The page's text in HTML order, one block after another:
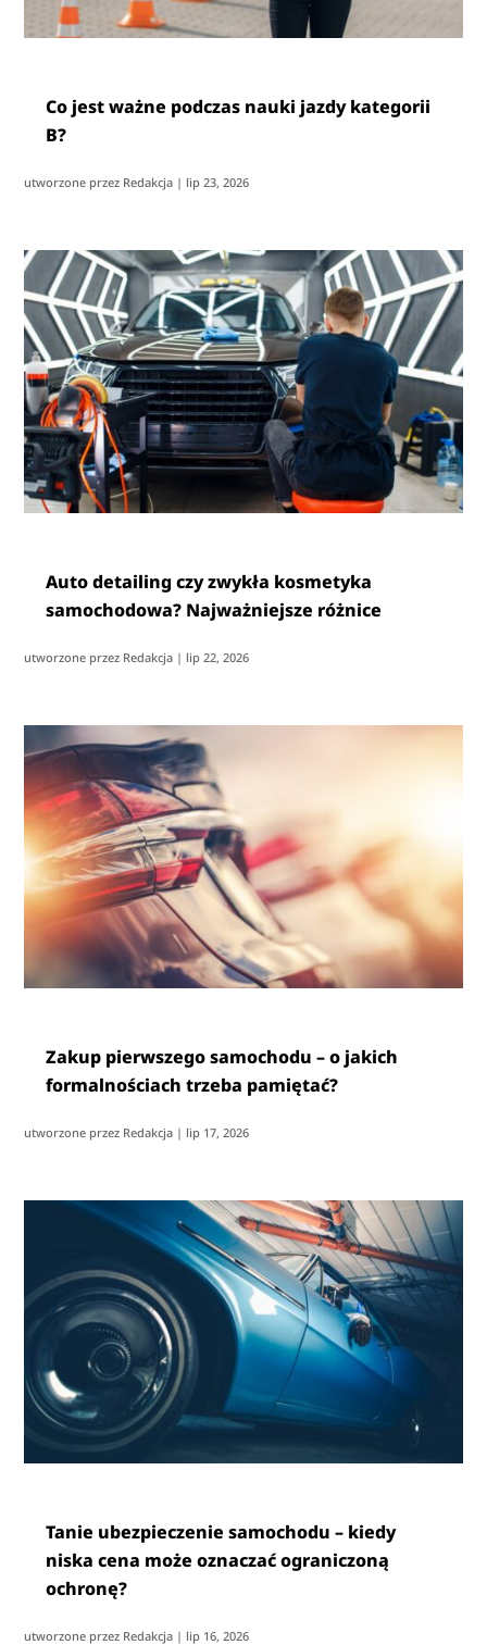
Co jest ważne podczas nauki jazdy kategorii
B?
utworzone przez Redakcja | lip 23, 2026
Auto detailing czy zwykła kosmetyka
samochodowa? Najważniejsze różnice
utworzone przez Redakcja | lip 22, 2026
Zakup pierwszego samochodu – o jakich
formalnościach trzeba pamiętać?
utworzone przez Redakcja | lip 17, 2026
Tanie ubezpieczenie samochodu – kiedy
niska cena może oznaczać ograniczoną
ochronę?
utworzone przez Redakcja | lip 16, 2026